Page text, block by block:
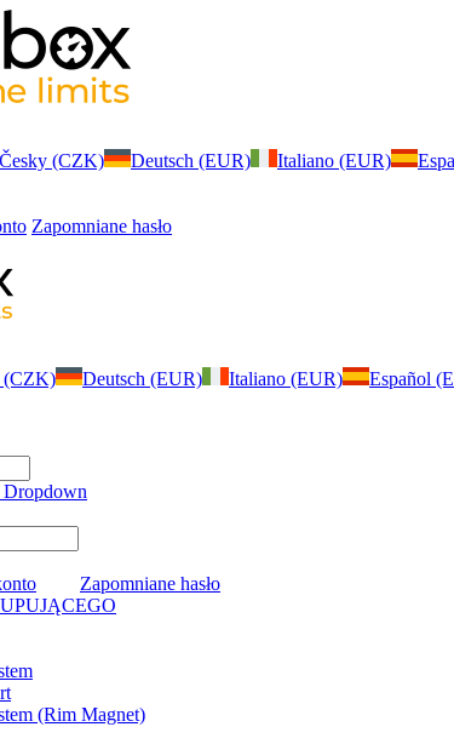
Česky (CZK) Deutsch (EUR) Italiano (EUR)
Zapomniane hasło
(CZK) Deutsch (EUR) Italiano (EUR) Español
Dropdown
Zapomniane hasło
(Rim Magnet)